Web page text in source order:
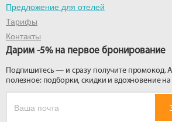
Предложение для отелей
Тарифы
Контакты
Дарим -5% на первое бронирование
Подпишитесь — и сразу получите промокод.
полезное: подборки, скидки и вдохновение на